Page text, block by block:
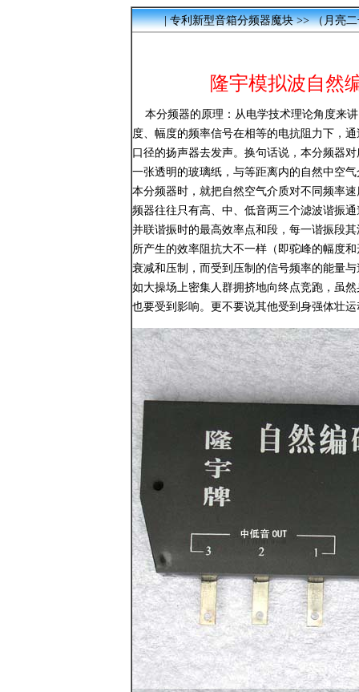
|专利新型音箱分频器魔块>> （月亮二
隆宇模拟波自然
本分频器的原理：从电学技术理论角度来
度、幅度的频率信号在相等的电抗阻力下，
口径的扬声器去发声。换句话说，本分频器
一张透明的玻璃纸，与等距离内的自然中空
本分频器时，就把自然空气介质对不同频率
频器往往只有高、中、低音两三个滤波谐振
并联谐振时的最高效率点和段，每一谐振段
所产生的效率阻抗大不一样（即驼峰的幅度
衰减和压制，而受到压制的信号频率的能量
如大操场上密集人群拥挤地向终点竞跑，虽
也要受到影响。更不要说其他受到身强体壮